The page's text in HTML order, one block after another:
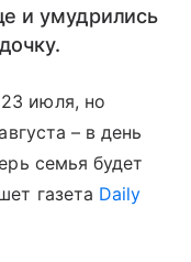
и умудрились
июля, но
– в день
семья будет
газета Daily